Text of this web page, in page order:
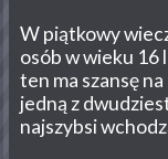
W piątkowy
osób w wieku 16
ten ma szansę
jedną z
najszybsi